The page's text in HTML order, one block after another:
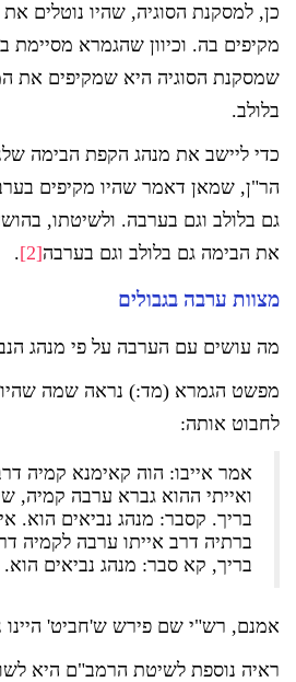
כן, למסקנת הסוגיה, שהיו נוטלים
מקיפים בה. וכיוון שהגמרא מסיימת
שמסקנת הסוגיה היא שמקיפים את
בלולב.
כדי ליישב את מנהג הקפת הבימה
הר"ן, שמאן דאמר שהיו מקיפים
גם בלולב וגם בערבה. ולשיטתו,
את הבימה גם בלולב וגם בערבה[2]
.
מצוות ערבה בגבולים
מה עושים עם הערבה על פי מנהג
מפשט הגמרא (מד:) נראה שמה
לחבוט אותה:
אמר אייבו: הוה קאימנא קמיה
ואייתי ההוא גברא ערבה קמיה,
בריך. קסבר: מנהג נביאים הוא.
ברתיה דרב אייתו ערבה לקמיה
בריך, קא סבר: מנהג נביאים הוא.
אמנם, רש"י שם פירש ש'חביט' היינו
ראיה נוספת לשיטת הרמב"ם היא